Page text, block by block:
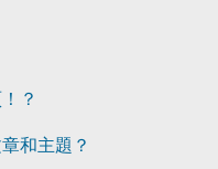
？
和主題？